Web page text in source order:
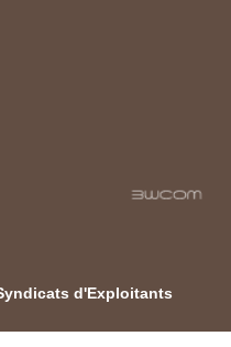
d'Exploitants